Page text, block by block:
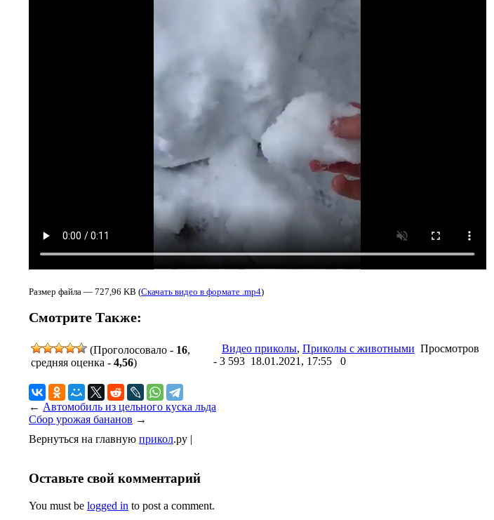
Размер файла — 727,96 KB (Скачать видео в формате .mp4)
Смотрите Также:
(Проголосовало - 16,
средняя оценка - 4,56)
Видео приколы, Приколы с животными Просмотров
- 3 593 18.01.2021, 17:55
0
← Автомобиль из цельного куска льда
Сбор урожая бананов →
Вернуться на главную прикол.ру |
Оставьте свой комментарий
You must be logged in to post a comment.